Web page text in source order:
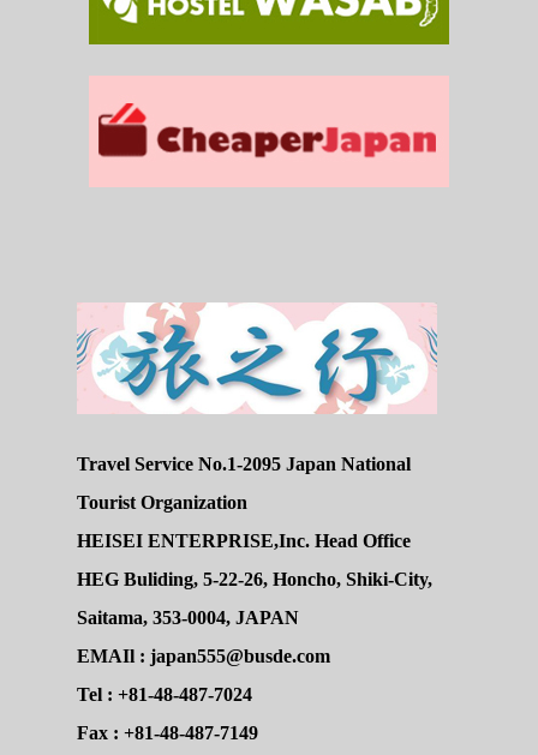
Travel Service No.1-2095 Japan National
Tourist Organization
HEISEI ENTERPRISE,Inc. Head Office
HEG Buliding, 5-22-26, Honcho, Shiki-City,
Saitama, 353-0004, JAPAN
EMAIl : japan555@busde.com
Tel : +81-48-487-7024
Fax : +81-48-487-7149